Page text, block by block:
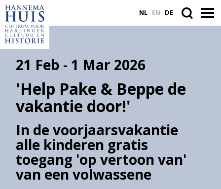
NL EN DE
21 Feb - 1 Mar 2026
'Help Pake & Beppe de
vakantie door!'
In de voorjaarsvakantie
alle kinderen gratis
toegang 'op vertoon van'
van een volwassene
ACTUEEL
VASTE COLLECTIE
PLAN JE BEZOEK
WORD VRIEND
Search